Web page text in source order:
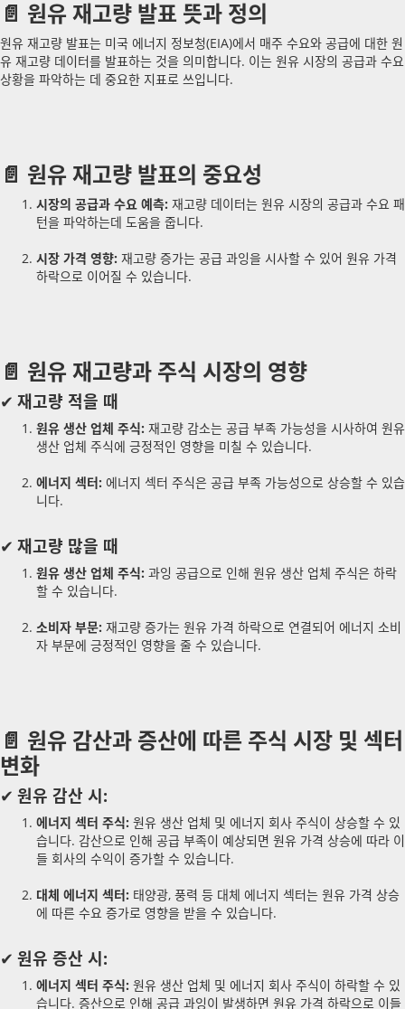
📄 원유 재고량 발표 뜻과 정의
원유 재고량 발표는 미국 에너지 정보청(EIA)에서 매주 수요와 공급에 대한 원
유 재고량 데이터를 발표하는 것을 의미합니다. 이는 원유 시장의 공급과 수요
상황을 파악하는 데 중요한 지표로 쓰입니다.
📄 원유 재고량 발표의 중요성
시장의 공급과 수요 예측: 재고량 데이터는 원유 시장의 공급과 수요 패
턴을 파악하는데 도움을 줍니다.
시장 가격 영향: 재고량 증가는 공급 과잉을 시사할 수 있어 원유 가격
하락으로 이어질 수 있습니다.
📄 원유 재고량과 주식 시장의 영향
✔ 재고량 적을 때
원유 생산 업체 주식: 재고량 감소는 공급 부족 가능성을 시사하여 원유
생산 업체 주식에 긍정적인 영향을 미칠 수 있습니다.
에너지 섹터: 에너지 섹터 주식은 공급 부족 가능성으로 상승할 수 있습
니다.
✔ 재고량 많을 때
원유 생산 업체 주식: 과잉 공급으로 인해 원유 생산 업체 주식은 하락
할 수 있습니다.
소비자 부문: 재고량 증가는 원유 가격 하락으로 연결되어 에너지 소비
자 부문에 긍정적인 영향을 줄 수 있습니다.
📄 원유 감산과 증산에 따른 주식 시장 및 섹터
변화
✔ 원유 감산 시:
에너지 섹터 주식: 원유 생산 업체 및 에너지 회사 주식이 상승할 수 있
습니다. 감산으로 인해 공급 부족이 예상되면 원유 가격 상승에 따라 이
들 회사의 수익이 증가할 수 있습니다.
대체 에너지 섹터: 태양광, 풍력 등 대체 에너지 섹터는 원유 가격 상승
에 따른 수요 증가로 영향을 받을 수 있습니다.
✔ 원유 증산 시:
에너지 섹터 주식: 원유 생산 업체 및 에너지 회사 주식이 하락할 수 있
습니다. 증산으로 인해 공급 과잉이 발생하면 원유 가격 하락으로 이들